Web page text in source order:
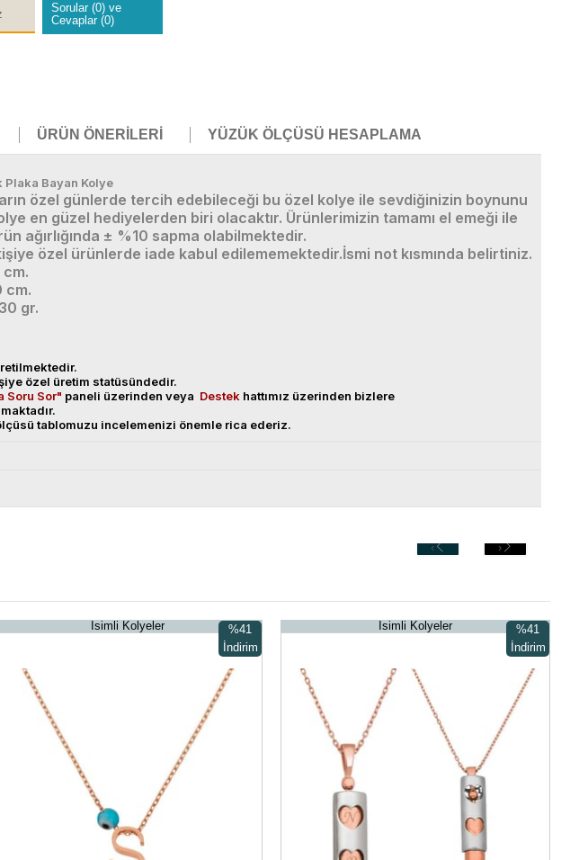
Sorular (0) ve
Cevaplar (0)
ÜRÜN ÖNERILERI YÜZÜK ÖLÇÜSÜ HESAPLAMA
Plaka Bayan Kolye
özel günlerde tercih edebileceği bu özel kolye ile sevdiğinizin boynunu
en güzel hediyelerden biri olacaktır. Ürünlerimizin tamamı el emeği ile
ağırlığında ± %10 sapma olabilmektedir.
özel ürünlerde iade kabul edilememektedir.İsmi not kısmında belirtiniz.
cm.
cm.
gr.
özel üretim statüsündedir.
Soru Sor" paneli üzerinden veya Destek hattımız üzerinden bizlere
tablomuzu incelemenizi önemle rica ederiz.
İsimli Kolyeler
%41
İndirim
%41İndirim
İsimli Kolyeler
%41
İndirim
%41İndirim
‹ ›